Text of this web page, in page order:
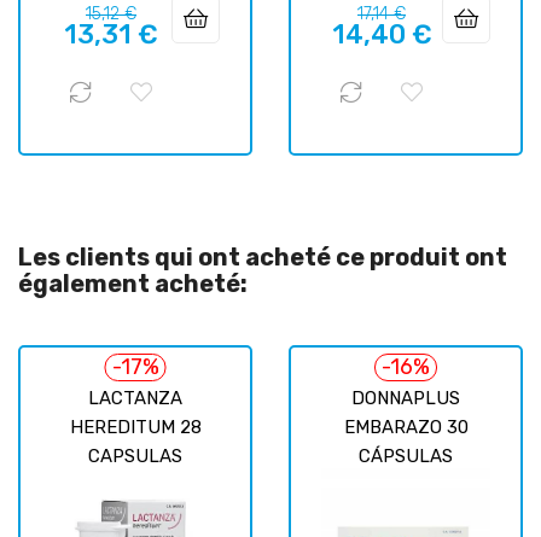
Prix
habituel
15,12 €Prix
13,31 €
Prix
habituel
17,14 €Prix
14,40 €
Les clients qui ont acheté ce produit ont
également acheté:
LACTANZA
HEREDITUM 28
CAPSULAS
-17%
DONNAPLUS
EMBARAZO 30
CÁPSULAS
-16%